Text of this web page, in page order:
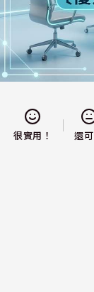
很實用！ 還